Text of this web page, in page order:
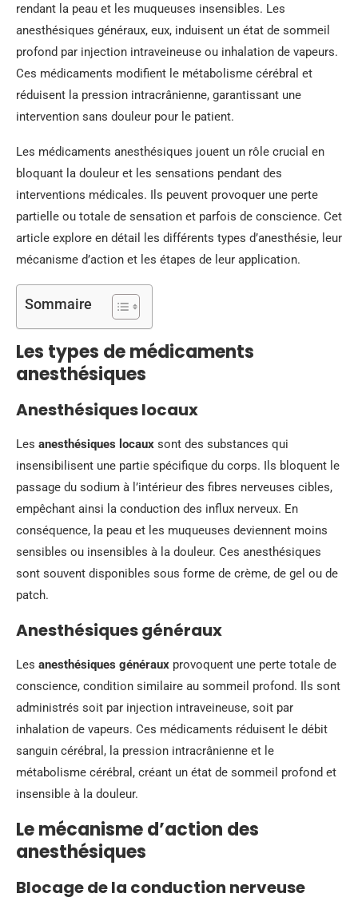
rendant la peau et les muqueuses insensibles. Les
anesthésiques généraux, eux, induisent un état de sommeil
profond par injection intraveineuse ou inhalation de vapeurs.
Ces médicaments modifient le métabolisme cérébral et
réduisent la pression intracrânienne, garantissant une
intervention sans douleur pour le patient.
Les médicaments anesthésiques jouent un rôle crucial en
bloquant la douleur et les sensations pendant des
interventions médicales. Ils peuvent provoquer une perte
partielle ou totale de sensation et parfois de conscience. Cet
article explore en détail les différents types d’anesthésie, leur
mécanisme d’action et les étapes de leur application.
Sommaire
Les types de médicaments
anesthésiques
Anesthésiques locaux
Les anesthésiques locaux sont des substances qui
insensibilisent une partie spécifique du corps. Ils bloquent le
passage du sodium à l’intérieur des fibres nerveuses cibles,
empêchant ainsi la conduction des influx nerveux. En
conséquence, la peau et les muqueuses deviennent moins
sensibles ou insensibles à la douleur. Ces anesthésiques
sont souvent disponibles sous forme de crème, de gel ou de
patch.
Anesthésiques généraux
Les anesthésiques généraux provoquent une perte totale de
conscience, condition similaire au sommeil profond. Ils sont
administrés soit par injection intraveineuse, soit par
inhalation de vapeurs. Ces médicaments réduisent le débit
sanguin cérébral, la pression intracrânienne et le
métabolisme cérébral, créant un état de sommeil profond et
insensible à la douleur.
Le mécanisme d’action des
anesthésiques
Blocage de la conduction nerveuse